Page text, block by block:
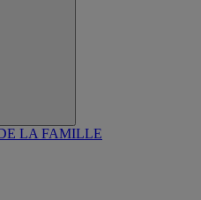
LA FAMILLE